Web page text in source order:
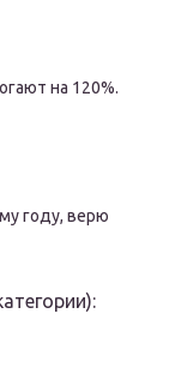
на 120%.
году, верю